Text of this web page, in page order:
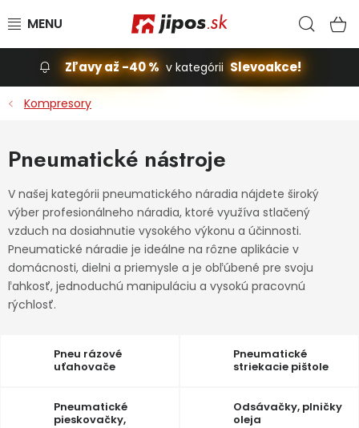
Slevoakce
Záhrada
Príslušenstvo pre automobily
Vybavenie a hračky pre deti
Domácnosť
Zľavy až -40 % v kategórii Slevoakce!
Kompresory
Pneumatické nástroje
V našej kategórii pneumatického náradia nájdete široký
výber profesionálneho náradia, ktoré využíva stlačený
vzduch na dosiahnutie vysokého výkonu a účinnosti.
Pneumatické náradie je ideálne na rôzne aplikácie v
domácnosti, dielni a priemysle a je obľúbené pre svoju
ľahkosť, jednoduchú manipuláciu a vysokú pracovnú
rýchlosť.
Pneu rázové
uťahovače
Pneumatické
striekacie pištole
Pneumatické
pieskovačky,
Odsávačky, plničky
oleja